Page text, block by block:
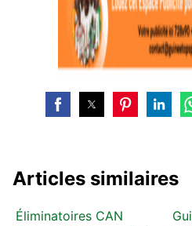
Articles similaires
Éliminatoires CAN